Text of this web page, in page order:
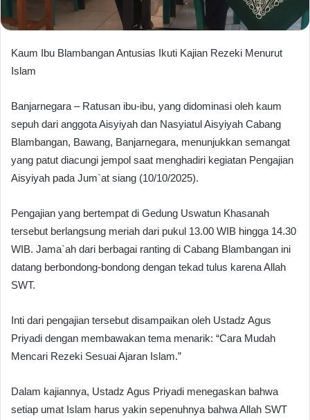
Kaum Ibu Blambangan Antusias Ikuti Kajian Rezeki Menurut
Islam
Banjarnegara – Ratusan ibu-ibu, yang didominasi oleh kaum
sepuh dari anggota Aisyiyah dan Nasyiatul Aisyiyah Cabang
Blambangan, Bawang, Banjarnegara, menunjukkan semangat
yang patut diacungi jempol saat menghadiri kegiatan Pengajian
Aisyiyah pada Jum`at siang (10/10/2025).
Pengajian yang bertempat di Gedung Uswatun Khasanah
tersebut berlangsung meriah dari pukul 13.00 WIB hingga 14.30
WIB. Jama`ah dari berbagai ranting di Cabang Blambangan ini
datang berbondong-bondong dengan tekad tulus karena Allah
SWT.
Inti dari pengajian tersebut disampaikan oleh Ustadz Agus
Priyadi dengan membawakan tema menarik: “Cara Mudah
Mencari Rezeki Sesuai Ajaran Islam.”
Dalam kajiannya, Ustadz Agus Priyadi menegaskan bahwa
setiap umat Islam harus yakin sepenuhnya bahwa Allah SWT